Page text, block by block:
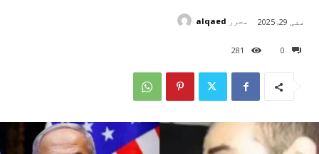
0
281
مئی 29, 2025 محرر alqaed